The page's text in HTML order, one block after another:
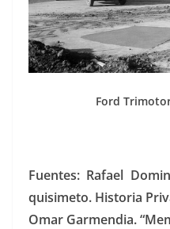
Ford
Fuentes: Rafael
quisime­to. His­to­ria
Omar Gar­men­dia.